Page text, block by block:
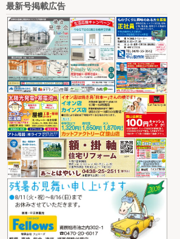
最新号掲載広告